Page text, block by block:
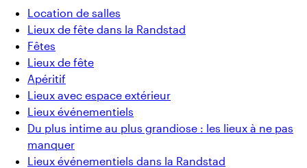
Location de salles
Lieux de fête dans la Randstad
Fêtes
Lieux de fête
Apéritif
Lieux avec espace extérieur
Lieux événementiels
Du plus intime au plus grandiose : les lieux à ne pas
manquer
Lieux événementiels dans la Randstad